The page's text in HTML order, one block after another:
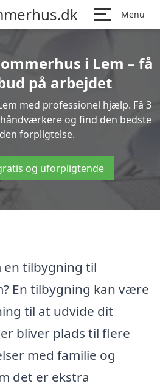
Menu
i Lem – få
på arbejdet
med professionel hjælp. Få 3
og find den bedste
forpligtelse.
og uforpligtende
en tilbygning til
En tilbygning kan være
til at udvide dit
bliver plads til flere
med familie og
det er ekstra